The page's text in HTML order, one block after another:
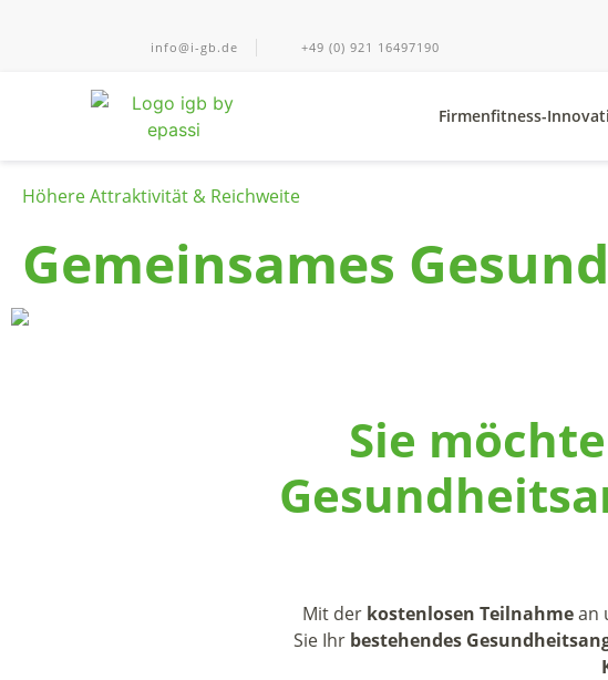
info@i-gb.de +49 (0) 921 16497190
Firmenfitness-
Höhere Attraktivität & Reichweite
Gemeinsames
Sie
Mit der kostenlosen Teilnahmean
Sie Ihr bestehendes